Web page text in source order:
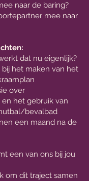
naar de baring?
mee naar
dat nu eigenlijk?
het maken van het
over
het gebruik van
bevalbad
een maand na de
een van ons bij jou
om dit traject samen